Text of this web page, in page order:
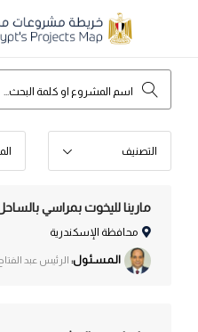
التصنيف
مارينا لليخوت بمراسي
محافظة الإسكندرية
الـمـسـئـول: الرئيس عبد